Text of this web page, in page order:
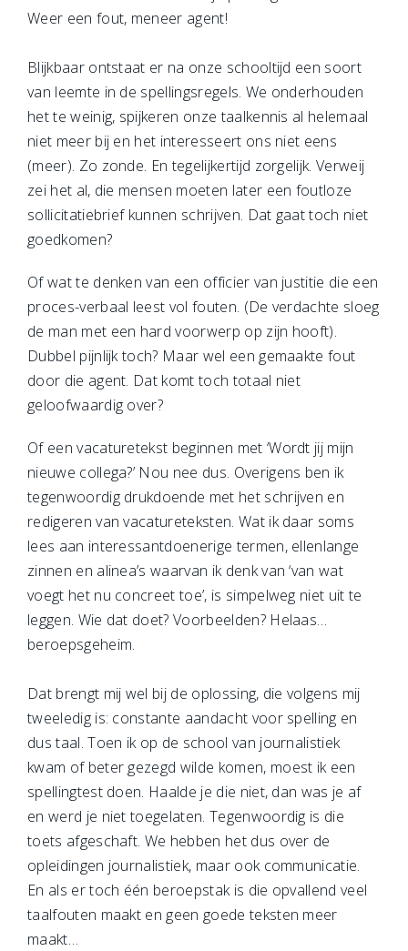
Weer een fout, meneer agent!
Blijkbaar ontstaat er na onze schooltijd een soort
van leemte in de spellingsregels. We onderhouden
het te weinig, spijkeren onze taalkennis al helemaal
niet meer bij en het interesseert ons niet eens
(meer). Zo zonde. En tegelijkertijd zorgelijk. Verweij
zei het al, die mensen moeten later een foutloze
sollicitatiebrief kunnen schrijven. Dat gaat toch niet
goedkomen?
Of wat te denken van een officier van justitie die een
proces-verbaal leest vol fouten. (De verdachte sloeg
de man met een hard voorwerp op zijn hooft).
Dubbel pijnlijk toch? Maar wel een gemaakte fout
door die agent. Dat komt toch totaal niet
geloofwaardig over?
Of een vacaturetekst beginnen met ‘Wordt jij mijn
nieuwe collega?’ Nou nee dus. Overigens ben ik
tegenwoordig drukdoende met het schrijven en
redigeren van vacatureteksten. Wat ik daar soms
lees aan interessantdoenerige termen, ellenlange
zinnen en alinea’s waarvan ik denk van ‘van wat
voegt het nu concreet toe’, is simpelweg niet uit te
leggen. Wie dat doet? Voorbeelden? Helaas…
beroepsgeheim.
Dat brengt mij wel bij de oplossing, die volgens mij
tweeledig is: constante aandacht voor spelling en
dus taal. Toen ik op de school van journalistiek
kwam of beter gezegd wilde komen, moest ik een
spellingtest doen. Haalde je die niet, dan was je af
en werd je niet toegelaten. Tegenwoordig is die
toets afgeschaft. We hebben het dus over de
opleidingen journalistiek, maar ook communicatie.
En als er toch één beroepstak is die opvallend veel
taalfouten maakt en geen goede teksten meer
maakt…